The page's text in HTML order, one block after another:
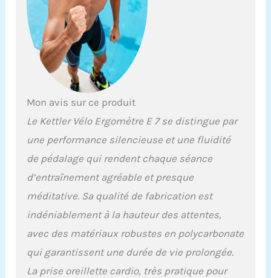
Mon avis sur ce produit
Le Kettler Vélo Ergomètre E 7 se distingue par
une performance silencieuse et une fluidité
de pédalage qui rendent chaque séance
d’entraînement agréable et presque
méditative. Sa qualité de fabrication est
indéniablement à la hauteur des attentes,
avec des matériaux robustes en polycarbonate
qui garantissent une durée de vie prolongée.
La prise oreillette cardio, très pratique pour